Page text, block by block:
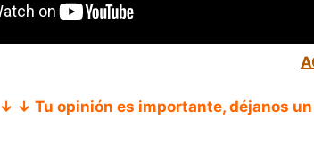
↓ ↓ Tu opinión es importante, déjanos